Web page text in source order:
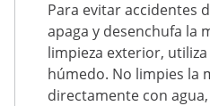
Para evitar accidentes
apaga y desenchufa la
limpieza exterior,
húmedo. No limpies la
directamente con